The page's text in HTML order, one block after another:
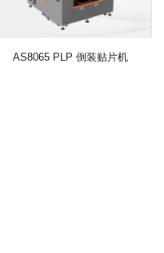
AS8065 PLP 倒装贴片机